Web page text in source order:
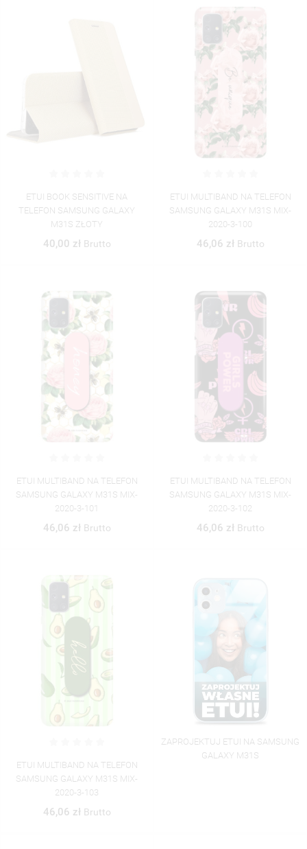
ETUI BOOK SENSITIVE NA
TELEFON SAMSUNG GALAXY
M31S ZŁOTY
40,00 zł Brutto
ETUI MULTIBAND NA TELEFON
SAMSUNG GALAXY M31S MIX-
2020-3-100
46,06 zł Brutto
ETUI MULTIBAND NA TELEFON
SAMSUNG GALAXY M31S MIX-
2020-3-101
46,06 zł Brutto
ETUI MULTIBAND NA TELEFON
SAMSUNG GALAXY M31S MIX-
2020-3-102
46,06 zł Brutto
ETUI MULTIBAND NA TELEFON
SAMSUNG GALAXY M31S MIX-
2020-3-103
46,06 zł Brutto
ZAPROJEKTUJ ETUI NA SAMSUNG
GALAXY M31S
MOJE LISTY ŻYCZEŃ
((MODALTITLE))
((CONFIRMMESSAGE))
((CANCELTEXT)) ((MODALDELETETEXT))
((TITLE))
((LABEL))
((CANCELTEXT)) ((CREATETEXT))
ZALOGUJ SIĘ
MUSISZ BYĆ ZALOGOWANY BY ZAPISAĆ PRODUKTY NA
((LOGINTEXT))